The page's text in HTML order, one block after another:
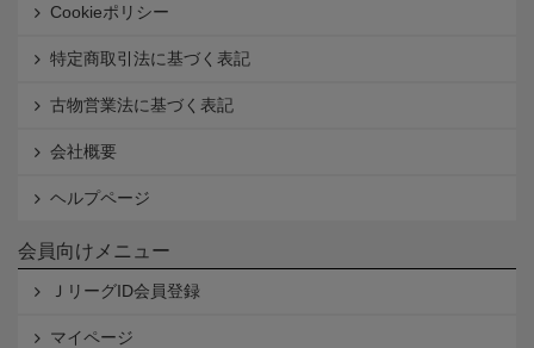
Cookieポリシー
特定商取引法に基づく表記
古物営業法に基づく表記
会社概要
ヘルプページ
会員向けメニュー
ＪリーグID会員登録
マイページ